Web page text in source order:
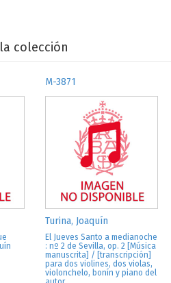
colección
M-3871
Turina, Joaquín
El Jueves Santo a medianoche
: nº 2 de Sevilla, op. 2 [Música
manuscrita] / [transcripción]
para dos violines, dos violas,
violonchelo, bonín y piano del